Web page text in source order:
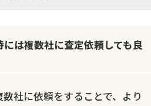
は複数社に査定依頼しても良
社に依頼をすることで、より